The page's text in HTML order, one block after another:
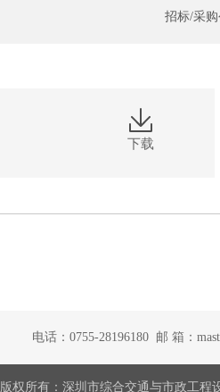
招标/采
下载
电话：0755-28196180 邮 箱：
版权所有：深圳市综合交通与市政工